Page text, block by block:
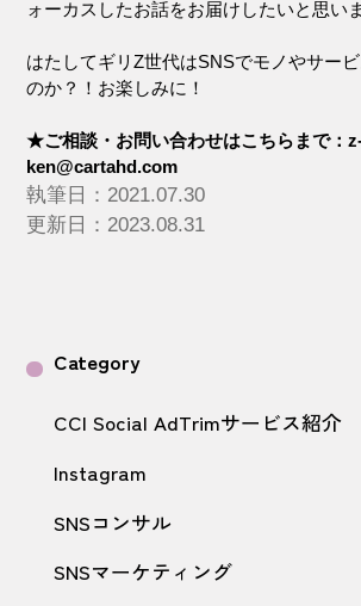
ォーカスしたお話をお届けしたいと思い
はたしてギリZ世代はSNSでモノやサー
のか？！お楽しみに！
★ご相談・お問い合わせはこちらまで：
ken@cartahd.com
執筆日：2021.07.30
更新日：2023.08.31
Category
CCI Social AdTrimサービス紹介
Instagram
SNSコンサル
SNSマーケティング